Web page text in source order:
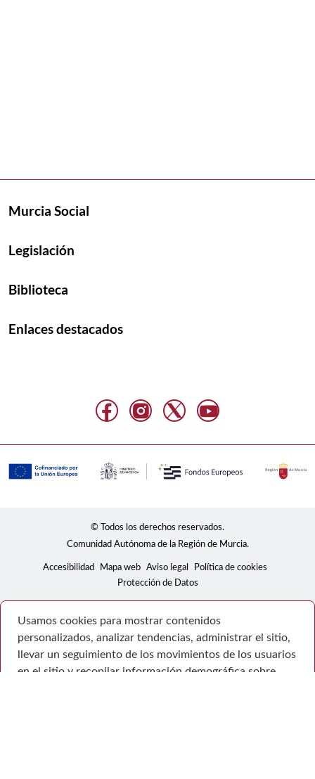
Murcia Social
Legislación
Biblioteca
Enlaces destacados
© Todos los derechos reservados.
Comunidad Autónoma de la Región de Murcia.
Accesibilidad Mapa web Aviso legal
Política de cookies
Protección de Datos
Usamos cookies para mostrar contenidos
personalizados, analizar tendencias, administrar el sitio,
llevar un seguimiento de los movimientos de los usuarios
en el sitio y recopilar información demográfica sobre